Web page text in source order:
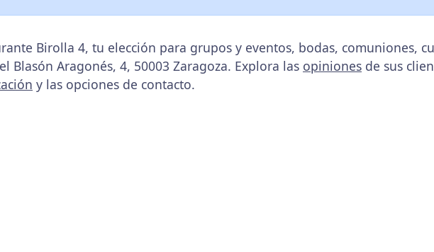
Birolla 4, tu elección para grupos y eventos, bodas, comuniones,
Blasón Aragonés, 4, 50003 Zaragoza. Explora las opiniones de sus
y las opciones de contacto.